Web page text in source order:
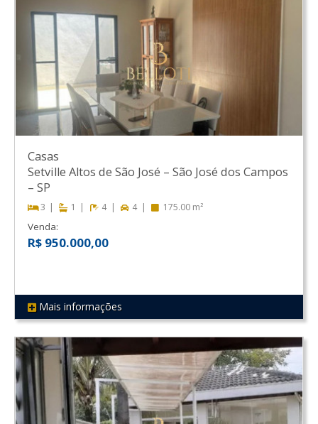
REF 351
Casas
Setville Altos de São José – São José dos Campos
– SP
3 1 4 4 175.00 m²
Venda:
R$ 950.000,00
Mais informações